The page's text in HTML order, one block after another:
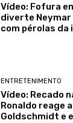
Vídeo: Fofura
diverte Neymar
com pérolas da
ENTRETENIMENTO
Vídeo: Recado
Ronaldo reage
Goldschmidt e